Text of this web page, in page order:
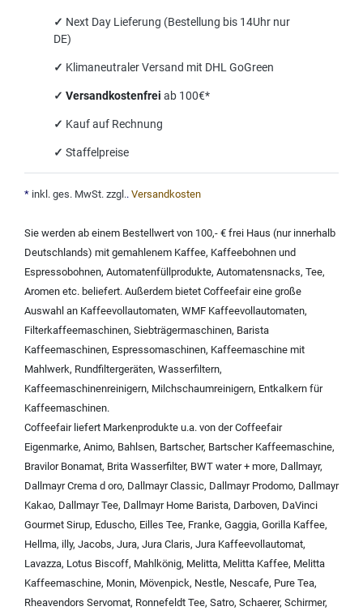
✓ Next Day Lieferung (Bestellung bis 14Uhr nur
DE)
✓ Klimaneutraler Versand mit DHL GoGreen
✓ Versandkostenfrei ab 100€*
✓ Kauf auf Rechnung
✓ Staffelpreise
* inkl. ges. MwSt. zzgl.. Versandkosten
Sie werden ab einem Bestellwert von 100,- € frei Haus (nur innerhalb
Deutschlands) mit gemahlenem Kaffee, Kaffeebohnen und
Espressobohnen, Automatenfüllprodukte, Automatensnacks, Tee,
Aromen etc. beliefert. Außerdem bietet Coffeefair eine große
Auswahl an Kaffeevollautomaten, WMF Kaffeevollautomaten,
Filterkaffeemaschinen, Siebträgermaschinen, Barista
Kaffeemaschinen, Espressomaschinen, Kaffeemaschine mit
Mahlwerk, Rundfiltergeräten, Wasserfiltern,
Kaffeemaschinenreinigern, Milchschaumreinigern, Entkalkern für
Kaffeemaschinen.
Coffeefair liefert Markenprodukte u.a. von derCoffeefair
Eigenmarke, Animo, Bahlsen, Bartscher, Bartscher Kaffeemaschine,
Bravilor Bonamat, Brita Wasserfilter, BWT water + more, Dallmayr,
Dallmayr Crema d oro, Dallmayr Classic, Dallmayr Prodomo, Dallmayr
Kakao, Dallmayr Tee, Dallmayr Home Barista, Darboven, DaVinci
Gourmet Sirup, Eduscho, Eilles Tee, Franke, Gaggia, Gorilla Kaffee,
Hellma, illy, Jacobs, Jura, Jura Claris, Jura Kaffeevollautomat,
Lavazza, Lotus Biscoff, Mahlkönig, Melitta, Melitta Kaffee, Melitta
Kaffeemaschine, Monin, Mövenpick, Nestle, Nescafe, Pure Tea,
Rheavendors Servomat, Ronnefeldt Tee, Satro, Schaerer, Schirmer,